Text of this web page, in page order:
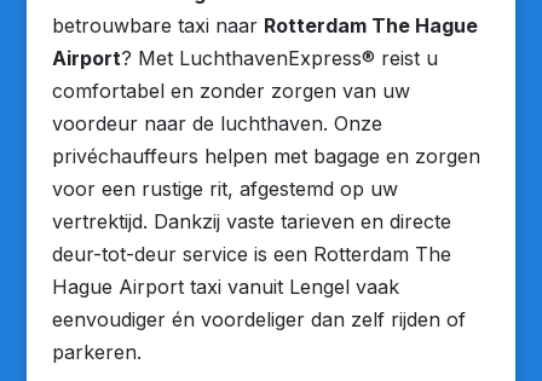
betrouwbare taxi naar Rotterdam The Hague
Airport? Met LuchthavenExpress® reist u
comfortabel en zonder zorgen van uw
voordeur naar de luchthaven. Onze
privéchauffeurs helpen met bagage en zorgen
voor een rustige rit, afgestemd op uw
vertrektijd. Dankzij vaste tarieven en directe
deur-tot-deur service is een Rotterdam The
Hague Airport taxi vanuit Lengel vaak
eenvoudiger én voordeliger dan zelf rijden of
parkeren.